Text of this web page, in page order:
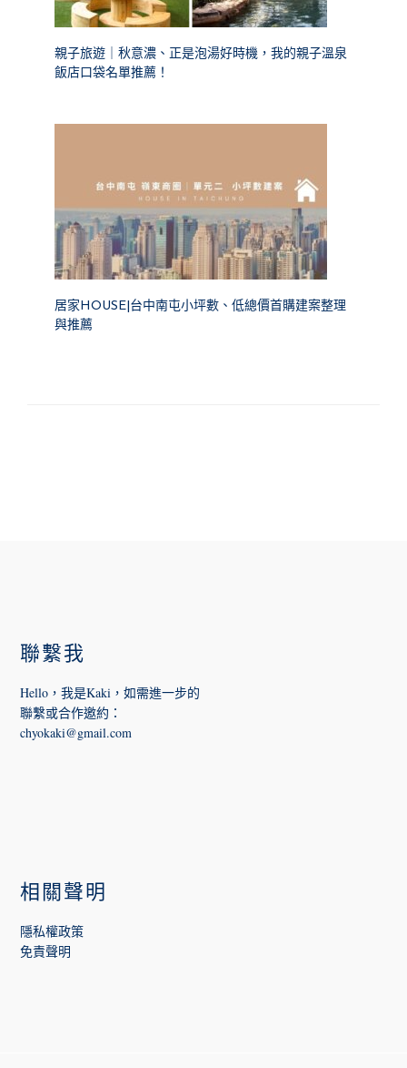
親子旅遊｜秋意濃、正是泡湯好時機，我的親子溫泉
飯店口袋名單推薦！
居家HOUSE|台中南屯小坪數、低總價首購建案整理
與推薦
聯繫我
Hello，我是Kaki，如需進一步的
聯繫或合作邀約 ：
chyokaki@gmail.com
相關聲明
隱私權政策
免責聲明